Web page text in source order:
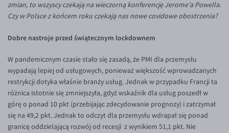
SEK/PLN
AUD/PLN
BGN/PLN
CAD/PLN
CNY/PLN
HKD/PLN
HUF/PLN
Program Afiliacyjny
Banki i przelewy
Bezpieczeństwo
Pomoc
Pomoc
FAQ
Konto i opłaty
Wymiana walut
Komentarze walutowe
KONTAKT
Kontakt
Dla mediów
PL
zmian, to wszyscy czekają na wieczorną konferencję Jerome’a Powella.
Czy w Polsce z końcem roku czekają nas nowe covidowe obostrzenia?
Dobre nastroje przed świątecznym lockdownem
W pandemicznym czasie stało się zasadą, że PMI dla przemysłu
wypadają lepiej od usługowych, ponieważ większość wprowadzanych
restrykcji dotyka właśnie branży usług. Jednak w przypadku Francji ta
różnica istotnie się zmniejszyła, gdyż wskaźnik dla usług poszedł w
górę o ponad 10 pkt (przebijając zdecydowanie prognozy) i zatrzymał
się na 49,2 pkt. Jednak to odczyt dla przemysłu wdrapał się ponad
granicę oddzielającą rozwój od recesji z wynikiem 51,1 pkt. Nie